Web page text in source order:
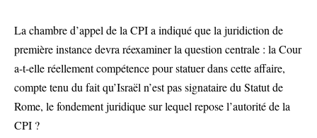
La chambre d’appel de la CPI a indiqué que la juridiction de
première instance devra réexaminer la question centrale : la Cour
a-t-elle réellement compétence pour statuer dans cette affaire,
compte tenu du fait qu’Israël n’est pas signataire du Statut de
Rome, le fondement juridique sur lequel repose l’autorité de la
CPI ?